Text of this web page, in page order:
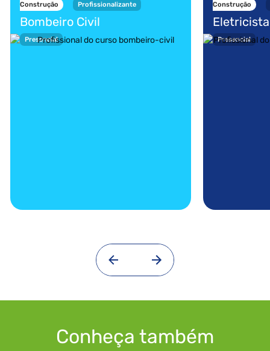
Construção
Profissionalizante
Bombeiro Civil
Presencial
Construção
Presencial
Conheça também